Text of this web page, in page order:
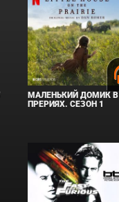
МАЛЕНЬКИЙ ДОМИК В
ПРЕРИЯХ. СЕЗОН 1